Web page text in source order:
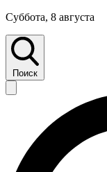
Суббота, 8 августа
Поиск